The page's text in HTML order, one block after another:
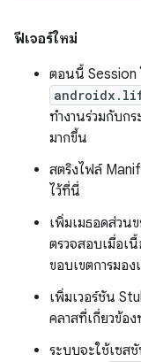
ฟีเจอร์ใหม่
ตอนนี้ Session
ทำงานร่วมกับก
มากขึ้น
สตริงไฟล์
ไว้ที่นี่
เพิ่มเมธอดส่วน
ตรวจสอบเมื่อเ
ขอบเขตการมอ
เพิ่มเวอร์ชัน
คลาสที่เกี่ยวข้อ
ระบบจะใช้เซส